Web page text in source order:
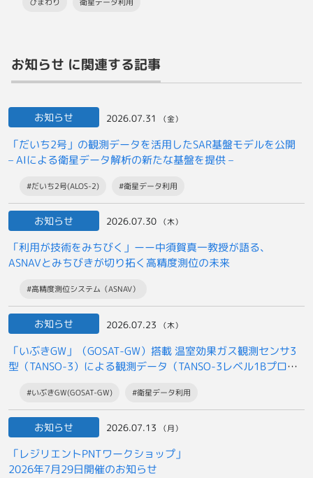
お知らせ に関連する記事
お知らせ 2026.07.31 （金）
「だいち2号」の観測データを活用したSAR基盤モデルを公開
– AIによる衛星データ解析の新たな基盤を提供 –
#だいち2号(ALOS-2) #衛星データ利用
お知らせ 2026.07.30 （木）
「利用が技術をみちびく」ーー中須賀真一教授が語る、
ASNAVとみちびきが切り拓く高精度測位の未来
#高精度測位システム（ASNAV）
お知らせ 2026.07.23 （木）
「いぶきGW」（GOSAT-GW）搭載 温室効果ガス観測センサ3
型（TANSO-3）による観測データ（TANSO-3レベル1Bプロダ
一般提供開始について
#いぶきGW(GOSAT-GW) #衛星データ利用
お知らせ 2026.07.13 （月）
「レジリエントPNTワークショップ」
2026年7月29日開催のお知らせ